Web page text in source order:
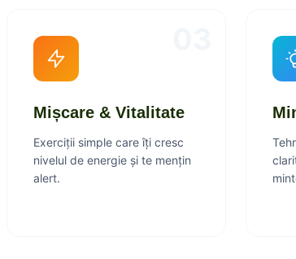
Mișcare & Vitalitate
Exerciții simple care îți cresc
nivelul de energie și te mențin
alert.